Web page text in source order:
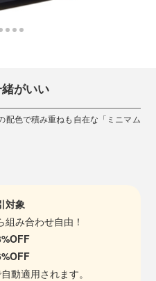
緒がいい
配色で積み重ねも自在な「ミニマム
対象
組み合わせ自由！
動適用されます。